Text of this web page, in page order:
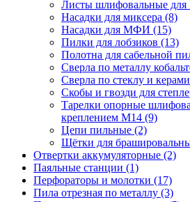
Листы шлифовальные
Насадки для миксера (8)
Насадки для МФИ (15)
Пилки для лобзиков (13)
Полотна для сабельной
Сверла по металлу
Сверла по стеклу и
Скобы и гвозди для
Тарелки опорные
креплением М14 (9)
Цепи пильные (2)
Щётки для
Отвертки аккумуляторные (2)
Паяльные станции (1)
Перфораторы и молотки (17)
Пила отрезная по металлу (3)